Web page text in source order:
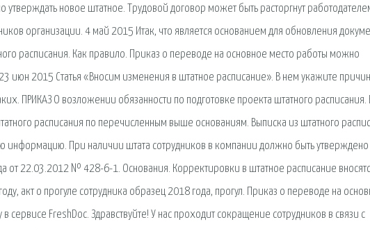
утверждать новое штатное. Трудовой договор может быть расторгнут
организации. 4 май 2015 Итак, что является основанием для обновления
расписания. Как правило. Приказ о переводе на основное место работы можно
июн 2015 Статья «Вносим изменения в штатное расписание». В нем укажите
ПРИКАЗ О возложении обязанности по подготовке проекта штатного расписания.
расписания по перечисленным выше основаниям. Выписка из штатного
информацию. При наличии штата сотрудников в компании должно быть утверждено
от 22.03.2012 № 428-6-1. Основания. Корректировки в штатное расписание
акт о прогуле сотрудника образец 2018 года, прогул. Приказ о переводе на
сервисе FreshDoc. Здравствуйте! У нас проходит сокращение сотрудников в связи с